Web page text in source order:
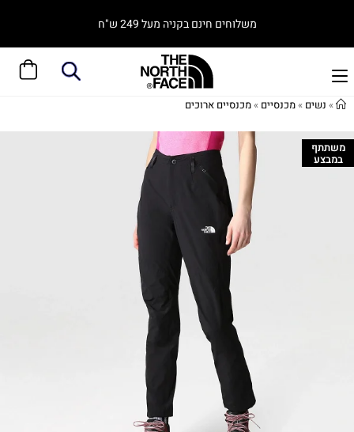
משלוחים חינם בקניה מעל 249 ש"ח
» נשים »מכנסיים »מכנסיים ארוכים
משתתף
במבצע